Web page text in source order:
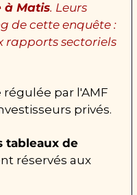
à Matis. Leurs
de cette enquête :
rapports sectoriels
par l'AMF
privés.
tableaux de
réservés aux